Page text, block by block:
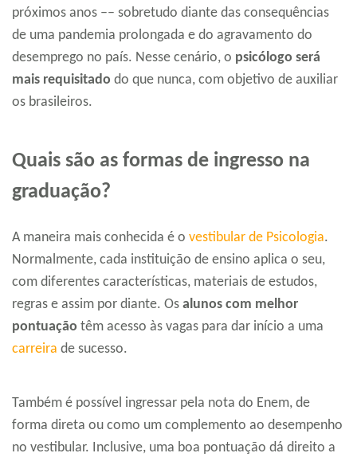
próximos anos –– sobretudo diante das consequências
de uma pandemia prolongada e do agravamento do
desemprego no país. Nesse cenário, o psicólogo será
mais requisitado do que nunca, com objetivo de auxiliar
os brasileiros.
Quais são as formas de ingresso na
graduação?
A maneira mais conhecida é o vestibular de Psicologia.
Normalmente, cada instituição de ensino aplica o seu,
com diferentes características, materiais de estudos,
regras e assim por diante. Os alunos com melhor
pontuação têm acesso às vagas para dar início a uma
carreira de sucesso.
Também é possível ingressar pela nota do Enem, de
forma direta ou como um complemento ao desempenho
no vestibular. Inclusive, uma boa pontuação dá direito a